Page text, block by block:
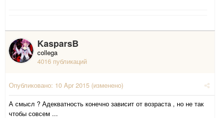
KasparsB
collega
4016 публикаций
Опубликовано: 10 Apr 2015 (изменено)
А смысл ? Адекватность конечно зависит от возраста , но не так
чтобы совсем ...